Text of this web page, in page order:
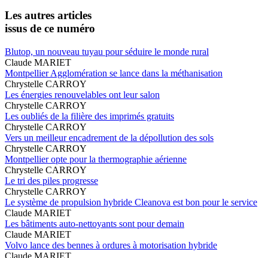
Les autres articles
issus de ce numéro
Blutop, un nouveau tuyau pour séduire le monde rural
Claude MARIET
Montpellier Agglomération se lance dans la méthanisation
Chrystelle CARROY
Les énergies renouvelables ont leur salon
Chrystelle CARROY
Les oubliés de la filière des imprimés gratuits
Chrystelle CARROY
Vers un meilleur encadrement de la dépollution des sols
Chrystelle CARROY
Montpellier opte pour la thermographie aérienne
Chrystelle CARROY
Le tri des piles progresse
Chrystelle CARROY
Le système de propulsion hybride Cleanova est bon pour le service
Claude MARIET
Les bâtiments auto-nettoyants sont pour demain
Claude MARIET
Volvo lance des bennes à ordures à motorisation hybride
Claude MARIET